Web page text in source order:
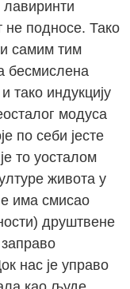
лавиринти
не подносе. Тако
самим тим
бесмислена
тако индукцију
модуса
по себи јесте
то уосталом
живота у
има смисао
друштвене
нас је управо